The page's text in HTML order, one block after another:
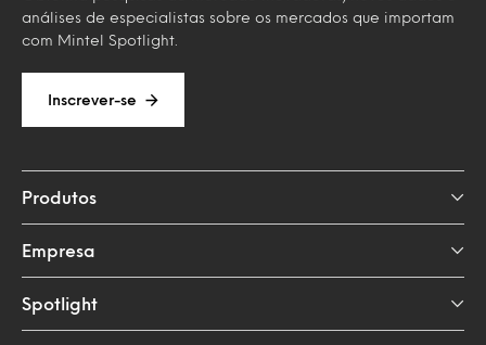
análises de especialistas sobre os mercados que importam
com Mintel Spotlight.
Inscrever-se
Produtos
Empresa
Spotlight